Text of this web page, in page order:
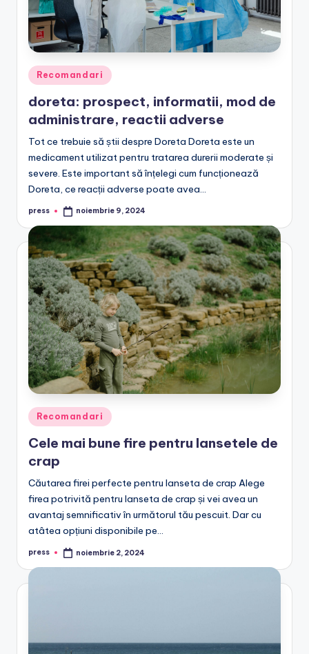
Posted
in
Recomandari
doreta: prospect, informatii, mod de
administrare, reactii adverse
Tot ce trebuie să știi despre Doreta Doreta este un
medicament utilizat pentru tratarea durerii moderate și
severe. Este important să înțelegi cum funcționează
Doreta, ce reacții adverse poate avea…
Posted
press noiembrie 9, 2024
Posted
in
Recomandari
Cele mai bune fire pentru lansetele de
crap
Căutarea firei perfecte pentru lanseta de crap Alege
firea potrivită pentru lanseta de crap și vei avea un
avantaj semnificativ în următorul tău pescuit. Dar cu
atâtea opțiuni disponibile pe…
Posted
press noiembrie 2, 2024